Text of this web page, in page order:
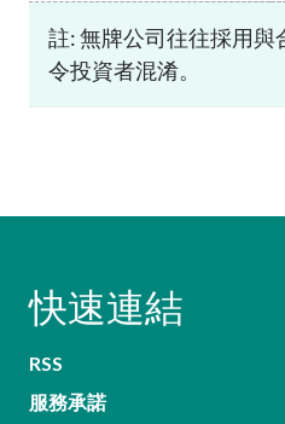
註: 無牌公司往往採用與
令投資者混淆。
快速連結
RSS
服務承諾